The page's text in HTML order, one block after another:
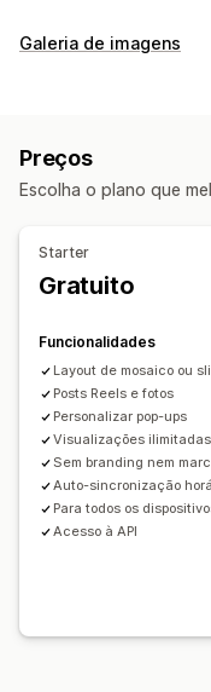
Tipos de conteúdo
Contagem de
Feeds com
Análise de dados
Rastreio do
Galeria de imagens
Portefólio
Preços
Escolha o plano que
Starter
Gratuito
Funcionalidades
Layout de mosaico ou
Posts Reels e fotos
Personalizar pop-ups
Visualizações ilimitadas
Sem branding nem
Auto-sincronização
Para todos os
Acesso à API